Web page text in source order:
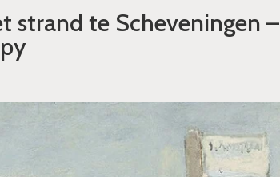
strand te Scheveningen –